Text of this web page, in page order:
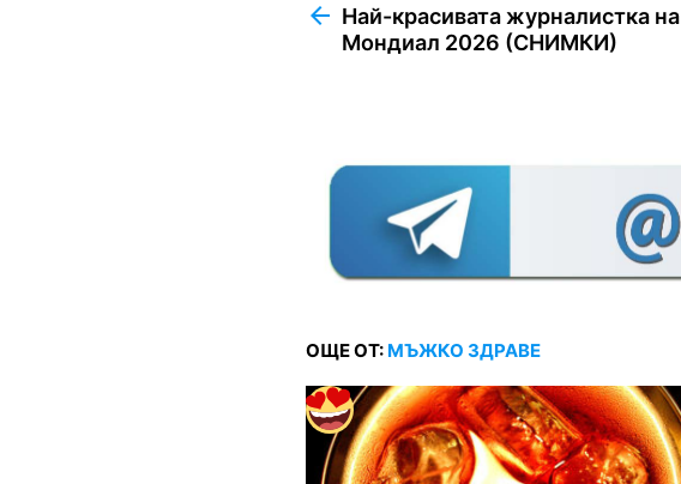
moreНай-красивата журналистка на
Мондиал 2026 (СНИМКИ)
ОЩЕ ОТ: МЪЖКО ЗДРАВЕ